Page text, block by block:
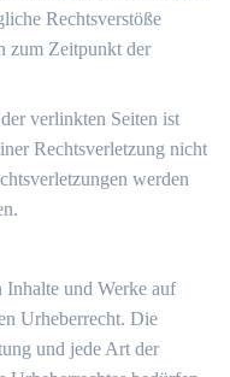
Rechtsverstöße
zum Zeitpunkt der
verlinkten Seiten ist
Rechtsverletzung nicht
werden
Inhalte und Werke auf
Urheberrecht. Die
und jede Art der